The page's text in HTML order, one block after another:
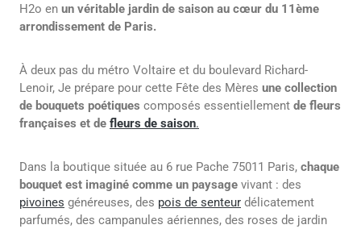
H2o en un véritable jardin de saison au cœur du 11ème
arrondissement de Paris.
À deux pas du métro Voltaire et du boulevard Richard-
Lenoir, Je prépare pour cette Fête des Mères une collection
de bouquets poétiques composés essentiellement de fleurs
françaises et de fleurs de saison.
Dans la boutique située au 6 rue Pache 75011 Paris, chaque
bouquet est imaginé comme un paysage vivant : des
pivoines généreuses, des pois de senteur délicatement
parfumés, des campanules aériennes, des roses de jardin